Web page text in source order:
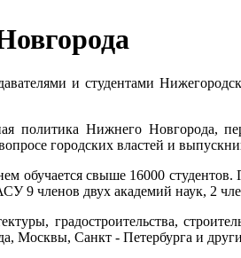
и студентами
политика Нижнего Новгорода,
городских властей и
свыше 16000 студентов.
9 членов двух академий наук, 2
градостроительства,
Москвы, Санкт - Петербурга и